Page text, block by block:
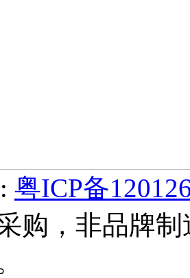
粤ICP备
购，非品牌